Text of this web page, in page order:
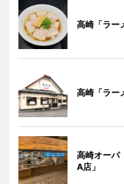
高崎「ラー
高崎「ラー
高崎オーパ
A店」